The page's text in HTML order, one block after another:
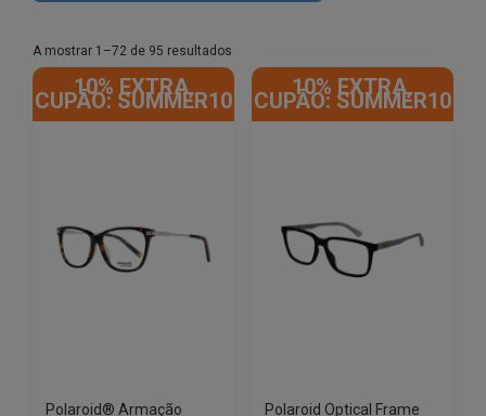
A mostrar 1–72 de 95 resultados
by
latest
10% EXTRA,
CUPÃO: SUMMER10
Polaroid® Armação
10% EXTRA,
CUPÃO: SUMMER10
Polaroid Optical Frame